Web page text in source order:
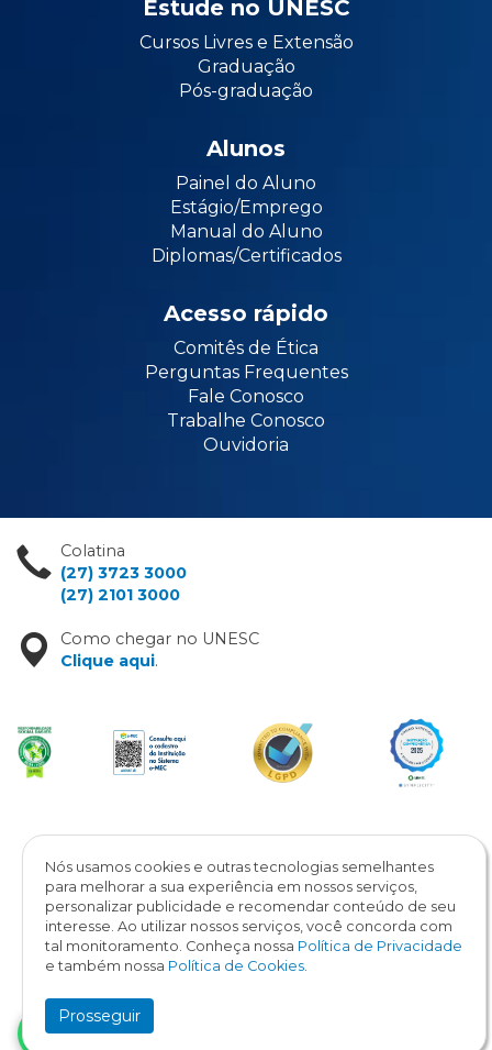
Estude no UNESC
Cursos Livres e Extensão
Graduação
Pós-graduação
Alunos
Painel do Aluno
Estágio/Emprego
Manual do Aluno
Diplomas/Certificados
Acesso rápido
Comitês de Ética
Perguntas Frequentes
Fale Conosco
Trabalhe Conosco
Ouvidoria
Colatina
(27) 3723 3000
(27) 2101 3000
Como chegar no UNESC
Clique aqui.
Todos os direitos reservados
Nós usamos cookies e outras tecnologias semelhantes
para melhorar a sua experiência em nossos serviços,
personalizar publicidade e recomendar conteúdo de seu
interesse. Ao utilizar nossos serviços, você concorda com
tal monitoramento. Conheça nossa Política de Privacidade
e também nossa Política de Cookies.
Prosseguir